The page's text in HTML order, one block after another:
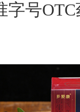
字号